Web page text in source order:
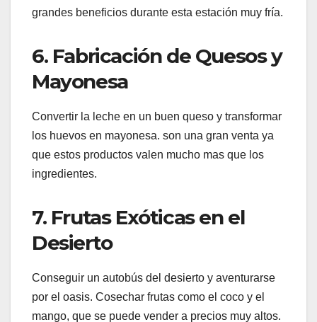
grandes beneficios durante esta estación muy fría.
6. Fabricación de Quesos y
Mayonesa
Convertir la leche en un buen queso y transformar
los huevos en mayonesa. son una gran venta ya
que estos productos valen mucho mas que los
ingredientes.
7. Frutas Exóticas en el
Desierto
Conseguir un autobús del desierto y aventurarse
por el oasis. Cosechar frutas como el coco y el
mango, que se puede vender a precios muy altos.